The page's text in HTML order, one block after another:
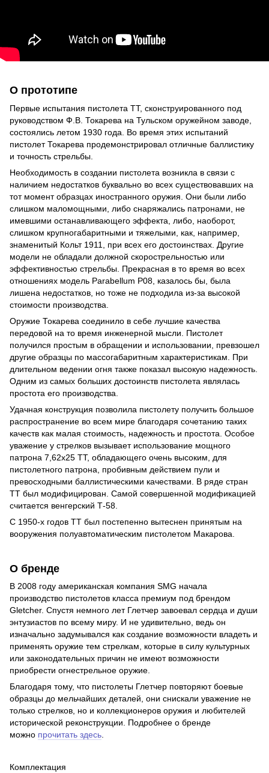
О прототипе
Первые испытания пистолета ТТ, сконструированного под
руководством Ф.В. Токарева на Тульском оружейном заводе,
состоялись летом 1930 года. Во время этих испытаний
пистолет Токарева продемонстрировал отличные баллистику
и точность стрельбы.
Необходимость в создании пистолета возникла в связи с
наличием недостатков буквально во всех существовавших на
тот момент образцах иностранного оружия. Они были либо
слишком маломощными, либо снаряжались патронами, не
имевшими останавливающего эффекта, либо, наоборот,
слишком крупногабаритными и тяжелыми, как, например,
знаменитый Кольт 1911, при всех его достоинствах. Другие
модели не обладали должной скорострельностью или
эффективностью стрельбы. Прекрасная в то время во всех
отношениях модель Parabellum P08, казалось бы, была
лишена недостатков, но тоже не подходила из-за высокой
стоимости производства.
Оружие Токарева соединило в себе лучшие качества
передовой на то время инженерной мысли. Пистолет
получился простым в обращении и использовании, превзошел
другие образцы по массогабаритным характеристикам. При
длительном ведении огня также показал высокую надежность.
Одним из самых больших достоинств пистолета являлась
простота его производства.
Удачная конструкция позволила пистолету получить большое
распространение во всем мире благодаря сочетанию таких
качеств как малая стоимость, надежность и простота. Особое
уважение у стрелков вызывает использование мощного
патрона 7,62х25 ТТ, обладающего очень высоким, для
пистолетного патрона, пробивным действием пули и
превосходными баллистическими качествами. В ряде стран
ТТ был модифицирован. Самой совершенной модификацией
считается венгерский Т-58.
С 1950-х годов ТТ был постепенно вытеснен принятым на
вооружения полуавтоматическим пистолетом Макарова.
О бренде
В 2008 году американская компания SMG начала
производство пистолетов класса премиум под брендом
Gletcher. Спустя немного лет Глетчер завоевал сердца и души
энтузиастов по всему миру. И не удивительно, ведь он
изначально задумывался как создание возможности владеть и
применять оружие тем стрелкам, которые в силу культурных
или законодательных причин не имеют возможности
приобрести огнестрельное оружие.
Благодаря тому, что пистолеты Глетчер повторяют боевые
образцы до мельчайших деталей, они снискали уважение не
только стрелков, но и коллекционеров оружия и любителей
исторической реконструкции. Подробнее о бренде
можно прочитать здесь.
Комплектация